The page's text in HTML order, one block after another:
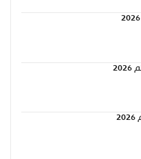
موعد مباراة النمسا والأردن في كأس العالم 2026
موعد مباراة الأرجنتين والجزائر في كأس العالم 2026
موعد مباراة العراق والنرويج في كأس العالم 2026